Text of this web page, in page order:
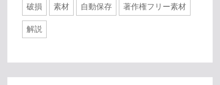
破損 素材 自動保存 著作権フリー素材
解説